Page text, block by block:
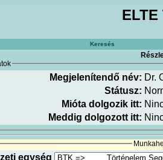
Keresés
Megjelenítendő név: Dr.
Státusz:
Mióta dolgozik itt:
Meddig dolgozott itt:
egység